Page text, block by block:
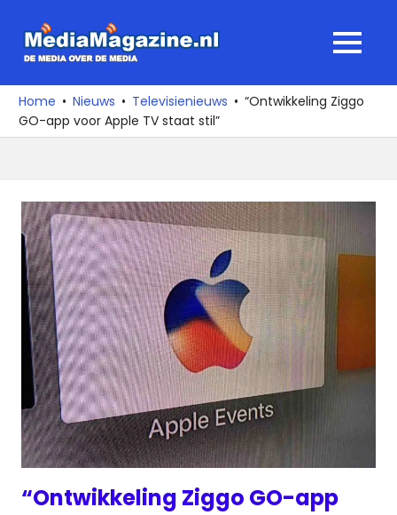
naar
media
over
de
MENU
Home Nieuws Televisienieuws
“Ontwikkeling Ziggo
GO-app voor Apple TV staat stil”
“Ontwikkeling Ziggo GO-app